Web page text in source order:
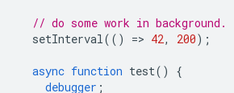
// do some work in background.
setInterval(() => 42, 200);
async function test()
{
debugger ;